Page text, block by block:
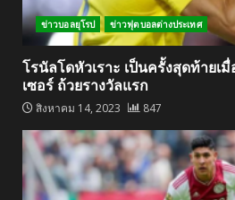
ข่าวบอลยุโรป ข่าวฟุตบอลต่างประเทศ
โรนัลโดหัวเราะ เป็นครั้งสุดท้ายเ
เซอร์ ถ้วยรางวัลแรก
สิงหาคม 14, 2023 847